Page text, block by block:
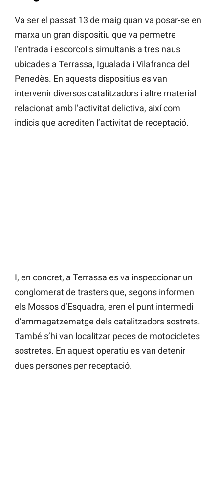
Va ser el passat 13 de maig quan va posar-se en
marxa un gran dispositiu que va permetre
l’entrada i escorcolls simultanis a tres naus
ubicades a Terrassa, Igualada i Vilafranca del
Penedès. En aquests dispositius es van
intervenir diversos catalitzadors i altre material
relacionat amb l’activitat delictiva, així com
indicis que acrediten l’activitat de receptació.
I, en concret, a Terrassa es va inspeccionar un
conglomerat de trasters que, segons informen
els Mossos d’Esquadra, eren el punt intermedi
d’emmagatzematge dels catalitzadors sostrets.
També s’hi van localitzar peces de motocicletes
sostretes. En aquest operatiu es van detenir
dues persones per receptació.